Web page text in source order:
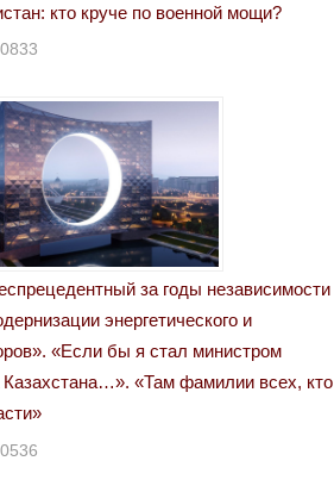
кто круче по военной мощи?
за годы независимости
энергетического и
«Если бы я стал министром
Казахстана…». «Там фамилии всех, кто